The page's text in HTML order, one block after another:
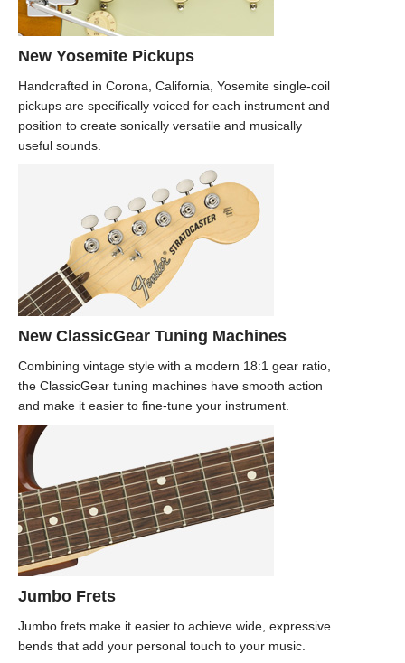
New Yosemite Pickups
Handcrafted in Corona, California, Yosemite single-coil
pickups are specifically voiced for each instrument and
position to create sonically versatile and musically
useful sounds.
New ClassicGear Tuning Machines
Combining vintage style with a modern 18:1 gear ratio,
the ClassicGear tuning machines have smooth action
and make it easier to fine-tune your instrument.
Jumbo Frets
Jumbo frets make it easier to achieve wide, expressive
bends that add your personal touch to your music.